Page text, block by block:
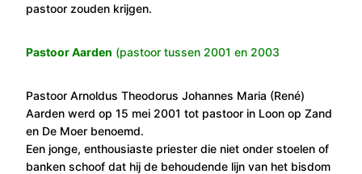
pastoor zouden krijgen.
Pastoor Aarden (pastoor tussen 2001 en 2003
Pastoor Arnoldus Theodorus Johannes Maria (René)
Aarden werd op 15 mei 2001 tot pastoor in Loon op Zand
en De Moer benoemd.
Een jonge, enthousiaste priester die niet onder stoelen of
banken schoof dat hij de behoudende lijn van het bisdom